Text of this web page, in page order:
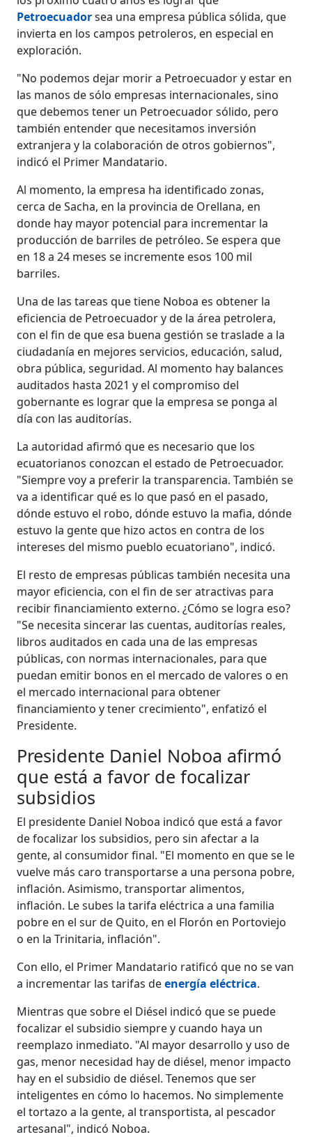
Petroecuadorsea una empresa pública sólida, que
invierta en los campos petroleros, en especial en
exploración.
"No podemos dejar morir a Petroecuador y estar en
las manos de sólo empresas internacionales, sino
que debemos tener un Petroecuador sólido, pero
también entender que necesitamos inversión
extranjera y la colaboración de otros gobiernos",
indicó el Primer Mandatario.
Al momento, la empresa ha identificado zonas,
cerca de Sacha, en la provincia de Orellana, en
donde hay mayor potencial para incrementar la
producción de barriles de petróleo. Se espera que
en 18 a 24 meses se incremente esos 100 mil
barriles.
Una de las tareas que tiene Noboa es obtener la
eficiencia de Petroecuador y de la área petrolera,
con el fin de que esa buena gestión se traslade a la
ciudadanía en mejores servicios, educación, salud,
obra pública, seguridad. Al momento hay balances
auditados hasta 2021 y el compromiso del
gobernante es lograr que la empresa se ponga al
día con las auditorías.
La autoridad afirmó que es necesario que los
ecuatorianos conozcan el estado de Petroecuador.
"Siempre voy a preferir la transparencia. También se
va a identificar qué es lo que pasó en el pasado,
dónde estuvo el robo, dónde estuvo la mafia, dónde
estuvo la gente que hizo actos en contra de los
intereses del mismo pueblo ecuatoriano", indicó.
El resto de empresas públicas también necesita una
mayor eficiencia, con el fin de ser atractivas para
recibir financiamiento externo. ¿Cómo se logra eso?
"Se necesita sincerar las cuentas, auditorías reales,
libros auditados en cada una de las empresas
públicas, con normas internacionales, para que
puedan emitir bonos en el mercado de valores o en
el mercado internacional para obtener
financiamiento y tener crecimiento", enfatizó el
Presidente.
Presidente Daniel Noboa afirmó
que está a favor de focalizar
subsidios
El presidente Daniel Noboa indicó que está a favor
de focalizar los subsidios, pero sin afectar a la
gente, al consumidor final. "El momento en que se le
vuelve más caro transportarse a una persona pobre,
inflación. Asimismo, transportar alimentos,
inflación. Le subes la tarifa eléctrica a una familia
pobre en el sur de Quito, en el Florón en Portoviejo
o en la Trinitaria, inflación".
Con ello, el Primer Mandatario ratificó que no se van
a incrementar las tarifas deenergía eléctrica.
Mientras que sobre el Diésel indicó que se puede
focalizar el subsidio siempre y cuando haya un
reemplazo inmediato. "Al mayor desarrollo y uso de
gas, menor necesidad hay de diésel, menor impacto
hay en el subsidio de diésel. Tenemos que ser
inteligentes en cómo lo hacemos. No simplemente
el tortazo a la gente, al transportista, al pescador
artesanal", indicó Noboa.